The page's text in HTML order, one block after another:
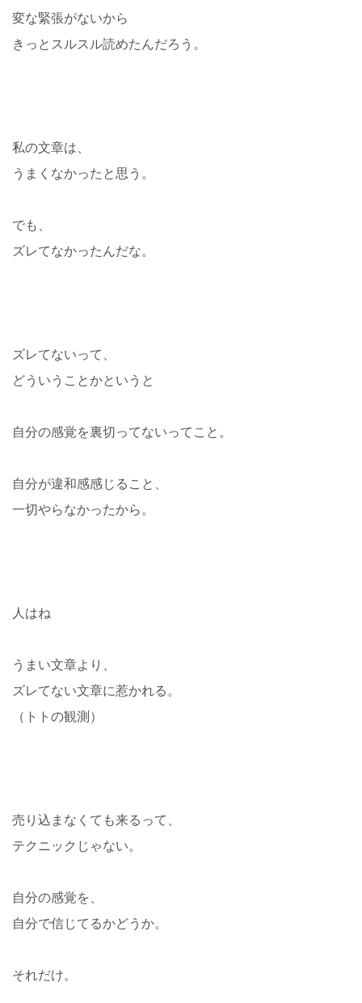
変な緊張がないから
きっとスルスル読めたんだろう。
私の文章は、
うまくなかったと思う。
でも、
ズレてなかったんだな。
ズレてないって、
どういうことかというと
自分の感覚を裏切ってないってこと。
自分が違和感感じること、
一切やらなかったから。
人はね
うまい文章より、
ズレてない文章に惹かれる。
（トトの観測）
売り込まなくても来るって、
テクニックじゃない。
自分の感覚を、
自分で信じてるかどうか。
それだけ。